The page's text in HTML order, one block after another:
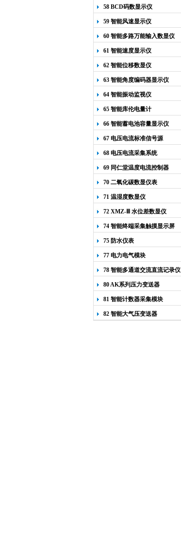
58 BCD码数显示仪
59 智能风速显示仪
60 智能多路万能输入数显仪
61 智能速度显示仪
62 智能位移数显仪
63 智能角度编码器显示仪
64 智能振动监视仪
65 智能库伦电量计
66 智能蓄电池容量显示仪
67 电压电流标准信号源
68 电压电流采集系统
69 同仁堂温度电流控制器
70 二氧化碳数显仪表
71 温湿度数显仪
72 XMZ-Ⅲ 水位差数显仪
74 智能终端采集触摸显示屏
75 防水仪表
77 电力电气模块
78 智能多通道交流直流记录仪
80 AK系列压力变送器
81 智能计数器采集模块
82 智能大气压变送器